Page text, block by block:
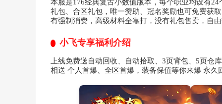
本服是176经典复古小数值版本，每个职业均设有
礼包、合区礼包，唯一赞助、冠名奖励也可免费获
有强制消费，高级材料全靠打，没有礼包售卖，自
小飞专享福利介绍
上线免费送自动回收、自动拾取、3页背包、5页仓
相送 个人首爆、全区首爆，装备保值等你来爆 永久